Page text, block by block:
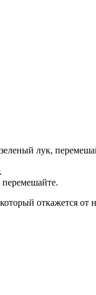
лук,
откажется